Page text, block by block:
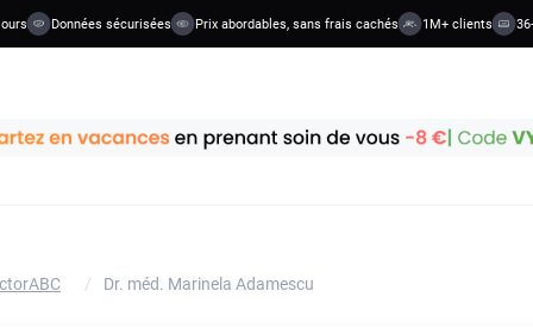
Données sécurisées Prix abordables, sans frais cachés 1M+ clients 36+
/ Dr. méd. Marinela Adamescu